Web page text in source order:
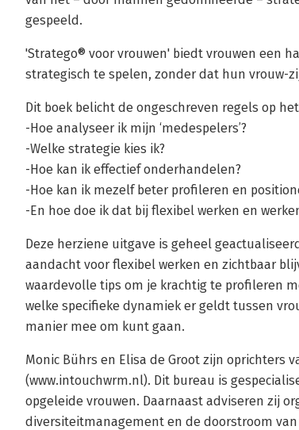
gespeeld.
'Stratego® voor vrouwen' biedt vrouwen een
strategisch te spelen, zonder dat hun vrouw-
Dit boek belicht de ongeschreven regels op
-Hoe analyseer ik mijn ‘medespelers’?
-Welke strategie kies ik?
-Hoe kan ik effectief onderhandelen?
-Hoe kan ik mezelf beter profileren en
-En hoe doe ik dat bij flexibel werken en
Deze herziene uitgave is geheel
aandacht voor flexibel werken en zichtbaar
waardevolle tips om je krachtig te profileren
welke specifieke dynamiek er geldt tussen
manier mee om kunt gaan.
Monic Bührs en Elisa de Groot zijn oprichters
(www.intouchwrm.nl). Dit bureau is
opgeleide vrouwen. Daarnaast adviseren zij
diversiteitmanagement en de doorstroom